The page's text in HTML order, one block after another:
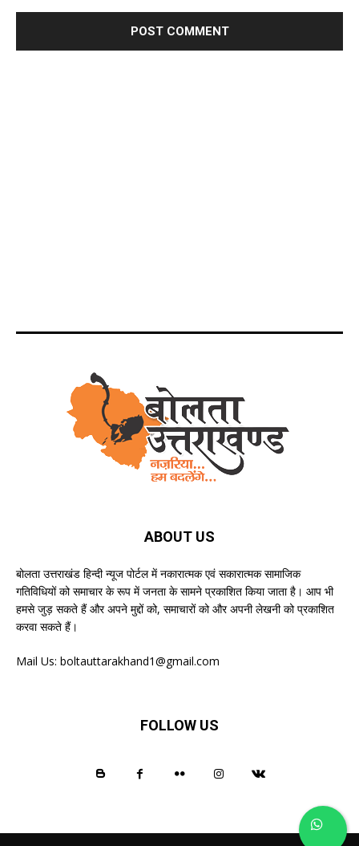
ABOUT US
बोलता उत्तराखंड हिन्दी न्यूज पोर्टल में नकारात्मक एवं सकारात्मक सामाजिक
गतिविधियों को समाचार के रूप में जनता के सामने प्रकाशित किया जाता है। आप भी
हमसे जुड़ सकते हैं और अपने मुद्दों को, समाचारों को और अपनी लेखनी को प्रकाशित
करवा सकते हैं।
Mail Us: boltauttarakhand1@gmail.com
FOLLOW US